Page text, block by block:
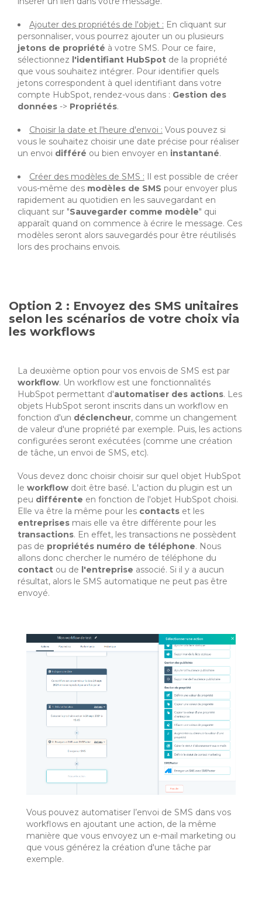
Ajouter des propriétés de l'objet : En cliquant sur
personnaliser, vous pourrez ajouter un ou plusieurs
jetons de propriété à votre SMS. Pour ce faire,
sélectionnez l'identifiant HubSpot de la propriété
que vous souhaitez intégrer. Pour identifier quels
jetons correspondent à quel identifiant dans votre
compte HubSpot, rendez-vous dans : Gestion des
données -> Propriétés.
Choisir la date et l'heure d'envoi : Vous pouvez si
vous le souhaitez choisir une date précise pour réaliser
un envoi différé ou bien envoyer en instantané.
Créer des modèles de SMS : Il est possible de créer
vous-même des modèles de SMS pour envoyer plus
rapidement au quotidien en les sauvegardant en
cliquant sur "Sauvegarder comme modèle" qui
apparaît quand on commence à écrire le message. Ces
modèles seront alors sauvegardés pour être réutilisés
lors des prochains envois.
Option 2 : Envoyez des SMS unitaires
selon les scénarios de votre choix via
les workflows
La deuxième option pour vos envois de SMS est par
workflow. Un workflow est une fonctionnalités
HubSpot permettant d'automatiser des actions. Les
objets HubSpot seront inscrits dans un workflow en
fonction d'un déclencheur, comme un changement
de valeur d'une propriété par exemple. Puis, les actions
configurées seront exécutées (comme une création
de tâche, un envoi de SMS, etc).
Vous devez donc choisir choisir sur quel objet HubSpot
le workflow doit être basé. L'action du plugin est un
peu différente en fonction de l'objet HubSpot choisi.
Elle va être la même pour les contacts et les
entreprises mais elle va être différente pour les
transactions. En effet, les transactions ne possèdent
pas de propriétés numéro de téléphone. Nous
allons donc chercher le numéro de téléphone du
contact ou de l'entreprise associé. Si il y a aucun
résultat, alors le SMS automatique ne peut pas être
envoyé.
Vous pouvez automatiser l’envoi de SMS dans vos
workflows en ajoutant une action, de la même
manière que vous envoyez un e-mail marketing ou
que vous générez la création d'une tâche par
exemple.